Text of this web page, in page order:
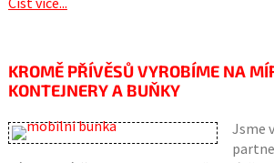
KROMĚ PŘÍVĚSŮ VYROBÍME NA
KONTEJNERY A BUŇKY
Jsme